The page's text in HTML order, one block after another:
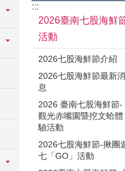
:::
2026臺南七股海鮮
活動
2026七股海鮮節介紹
2026七股海鮮節最新消
息
2026 臺南七股海鮮節-
觀光赤嘴園暨挖文蛤體
驗活動
2026七股海鮮節-揪團
七「GO」活動